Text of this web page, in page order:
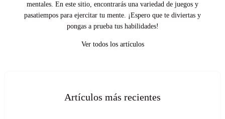
mentales. En este sitio, encontrarás una variedad de juegos y
pasatiempos para ejercitar tu mente. ¡Espero que te diviertas y
pongas a prueba tus habilidades!
Ver todos los artículos
Artículos más recientes